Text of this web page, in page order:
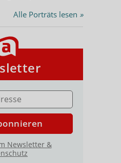
Alle Porträts lesen »
Newsletter &